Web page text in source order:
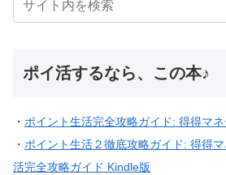
ポイ活するなら、この本♪
・ ポイント生活完全攻略ガイド: 得得マ
・ ポイント生活２徹底攻略ガイド: 得得
活完全攻略ガイド Kindle版